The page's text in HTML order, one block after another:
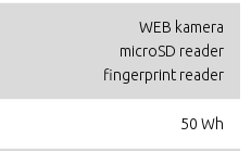
WEB kamera
microSD reader
fingerprint reader
50 Wh